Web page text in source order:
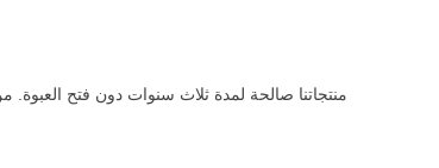
منتجاتنا صالحة لمدة ثلاث سنوات دون فتح العبوة.